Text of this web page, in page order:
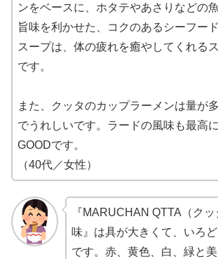
ンをベースに、ホタテやあさりなどの
旨味を利かせた、コクのあるシーフー
スープは、体の疲れを癒やしてくれる
です。
また、クッタのカップラーメンは量が
でうれしいです。ラードの風味も最高に
GOODです。
（40代／女性）
『MARUCHAN QTTA（ク
味』は具が大きくて、いろ
です。赤、黄色、白、緑と